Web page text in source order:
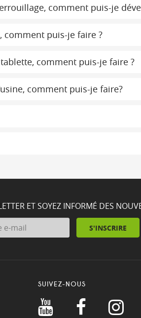
comment puis-je
comment puis-je faire ?
comment puis-je faire ?
comment puis-je faire?
ET SOYEZ INFORMÉ DES
S'INSCRIRE
SUIVEZ-NOUS